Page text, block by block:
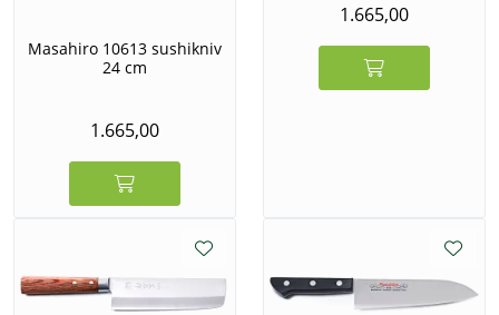
Masahiro 10613 sushikniv
24 cm
1.665,00
1.665,00